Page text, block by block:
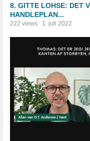
8. GITTE LOHSE: DET
HANDLEPLAN...
222 views 1. juli 2022